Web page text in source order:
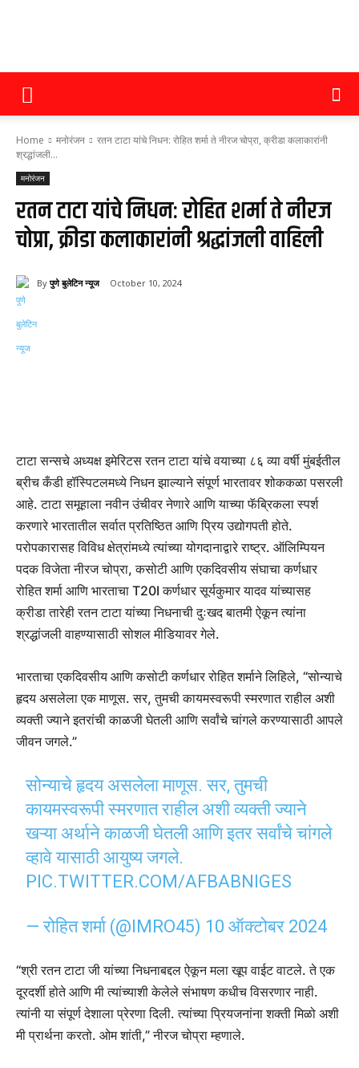
पुणे
बुलेटिन
न्यूज
Home मनोरंजन
रतन टाटा यांचे निधन: रोहित शर्मा ते नीरज चोप्रा, क्रीडा कलाकारांनी
श्रद्धांजली...
मनोरंजन
रतन टाटा यांचे निधन: रोहित शर्मा ते नीरज
चोप्रा, क्रीडा कलाकारांनी श्रद्धांजली वाहिली
By पुणे बुलेटिन न्यूज October 10, 2024
टाटा सन्सचे अध्यक्ष इमेरिटस रतन टाटा यांचे वयाच्या ८६ व्या वर्षी मुंबईतील
ब्रीच कँडी हॉस्पिटलमध्ये निधन झाल्याने संपूर्ण भारतावर शोककळा पसरली
आहे. टाटा समूहाला नवीन उंचीवर नेणारे आणि याच्या फॅब्रिकला स्पर्श
करणारे भारतातील सर्वात प्रतिष्ठित आणि प्रिय उद्योगपती होते.
परोपकारासह विविध क्षेत्रांमध्ये त्यांच्या योगदानाद्वारे राष्ट्र. ऑलिम्पियन
पदक विजेता नीरज चोप्रा, कसोटी आणि एकदिवसीय संघाचा कर्णधार
रोहित शर्मा आणि भारताचा T20I कर्णधार सूर्यकुमार यादव यांच्यासह
क्रीडा तारेही रतन टाटा यांच्या निधनाची दुःखद बातमी ऐकून त्यांना
श्रद्धांजली वाहण्यासाठी सोशल मीडियावर गेले.
भारताचा एकदिवसीय आणि कसोटी कर्णधार रोहित शर्माने लिहिले, “सोन्याचे
हृदय असलेला एक माणूस. सर, तुमची कायमस्वरूपी स्मरणात राहील अशी
व्यक्ती ज्याने इतरांची काळजी घेतली आणि सर्वांचे चांगले करण्यासाठी आपले
जीवन जगले.”
सोन्याचे हृदय असलेला माणूस. सर, तुमची
कायमस्वरूपी स्मरणात राहील अशी व्यक्ती ज्याने
खऱ्या अर्थाने काळजी घेतली आणि इतर सर्वांचे चांगले
व्हावे यासाठी आयुष्य जगले.
PIC.TWITTER.COM/AFBABNIGES
— रोहित शर्मा (@IMRO45) 10 ऑक्टोबर 2024
“श्री रतन टाटा जी यांच्या निधनाबद्दल ऐकून मला खूप वाईट वाटले. ते एक
दूरदर्शी होते आणि मी त्यांच्याशी केलेले संभाषण कधीच विसरणार नाही.
त्यांनी या संपूर्ण देशाला प्रेरणा दिली. त्यांच्या प्रियजनांना शक्ती मिळो अशी
मी प्रार्थना करतो. ओम शांती,” नीरज चोप्रा म्हणाले.